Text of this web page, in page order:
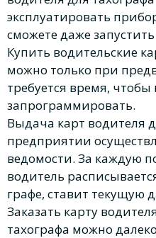
эксплуатировать
сможете даже
Купить водительские
можно только при
требуется время, чтобы
запрограммировать.
Выдача карт водителя
предприятии
ведомости. За каждую
водитель
графе, ставит текущую
Заказать карту
тахографа можно